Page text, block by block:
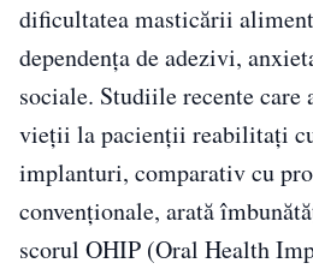
dificultatea masticării
dependența de adezivi,
sociale. Studiile recente care
vieții la pacienții reabilitați
implanturi, comparativ cu
convenționale, arată
scorul OHIP (Oral Health